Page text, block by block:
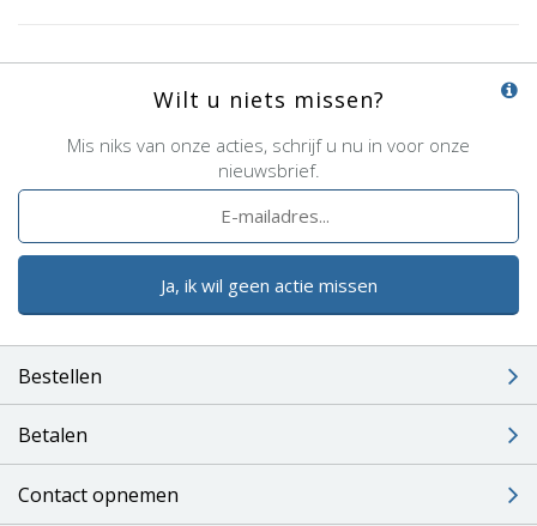
Wilt u niets missen?
Mis niks van onze acties, schrijf u nu in voor onze
nieuwsbrief.
Ja, ik wil geen actie missen
Bestellen
Betalen
Contact opnemen